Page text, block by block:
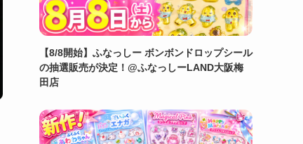
【8/8開始】ふなっしー ボンボンドロップシール
の抽選販売が決定！@ふなっしーLAND大阪梅
田店